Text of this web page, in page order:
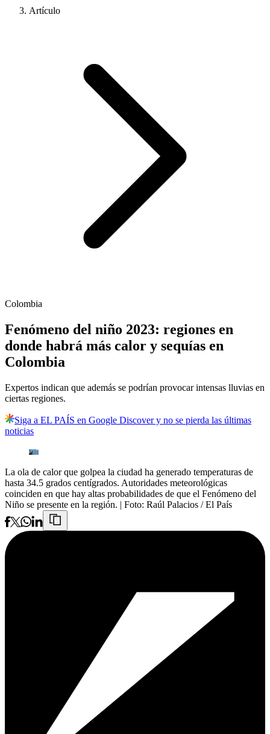
Artículo
Colombia
Fenómeno del niño 2023: regiones en
donde habrá más calor y sequías en
Colombia
Expertos indican que además se podrían provocar intensas lluvias en
ciertas regiones.
Siga a EL PAÍS en Google Discover y no se pierda las últimas
noticias
La ola de calor que golpea la ciudad ha generado temperaturas de
hasta 34.5 grados centígrados. Autoridades meteorológicas
coinciden en que hay altas probabilidades de que el Fenómeno del
Niño se presente en la región. | Foto: Raúl Palacios / El País